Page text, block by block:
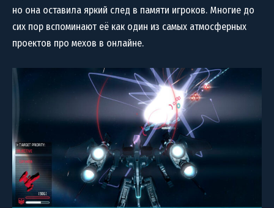
но она оставила яркий след в памяти игроков. Многие до
сих пор вспоминают её как один из самых атмосферных
проектов про мехов в онлайне.